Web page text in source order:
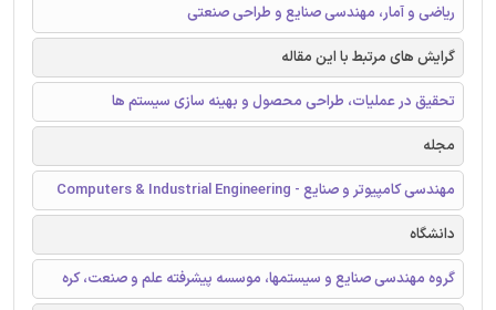
ریاضی و آمار، مهندسی صنایع و طراحی صنعتی
گرایش های مرتبط با این مقاله
تحقیق در عملیات، طراحی محصول و بهینه سازی سیستم ها
مجله
مهندسی کامپیوتر و صنایع - Computers & Industrial Engineering
دانشگاه
گروه مهندسی صنایع و سیستمها، موسسه پیشرفته علم و صنعت، کره